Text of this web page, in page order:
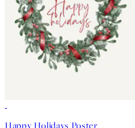
Happy Holidays Poster